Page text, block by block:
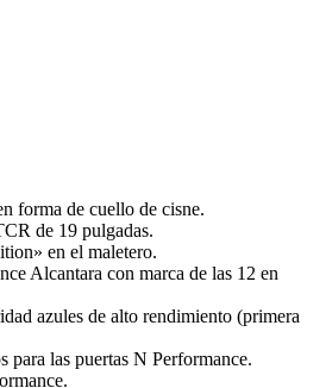
forma de cuello de cisne.
de 19 pulgadas.
en el maletero.
Alcantara con marca de las 12 en
azules de alto rendimiento (primera
para las puertas N Performance.